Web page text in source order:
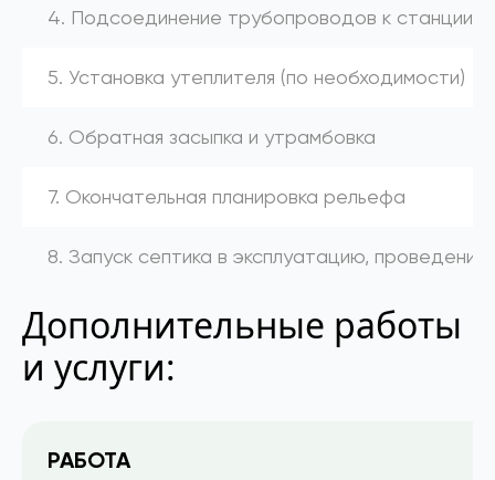
4. Подсоединение трубопроводов к станции
5. Установка утеплителя (по необходимости)
6. Обратная засыпка и утрамбовка
7. Окончательная планировка рельефа
8. Запуск септика в эксплуатацию,
Дополнительные работы
и услуги:
РАБОТА